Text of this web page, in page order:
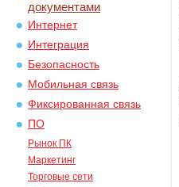
документами
Интернет
Интеграция
Безопасность
Мобильная связь
Фиксированная связь
ПО
Рынок ПК
Маркетинг
Торговые сети